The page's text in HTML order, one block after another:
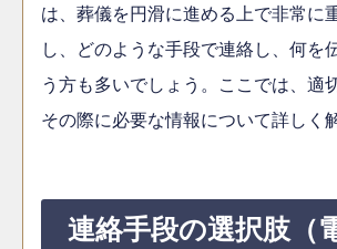
は、葬儀を円滑に進める上で非常に
し、どのような手段で連絡し、何を
う方も多いでしょう。ここでは、適
その際に必要な情報について詳しく
連絡手段の選択肢（